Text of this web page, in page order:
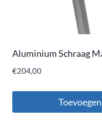
Aluminium Schraag
€204,00